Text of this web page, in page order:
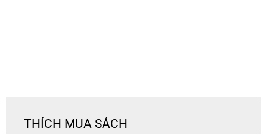
THÍCH MUA SÁCH